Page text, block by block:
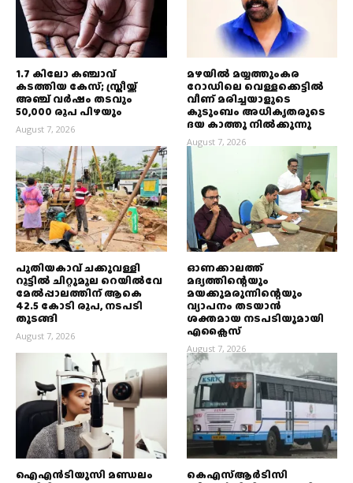
1.7 കിലോ കഞ്ചാവ്
കടത്തിയ കേസ്; സ്ത്രീയ്ക്ക്
അഞ്ച് വര്‍ഷം തടവും
50,000 രൂപ പിഴയും
August 7, 2026
മഴയില്‍ മയ്യത്തുംകര
റോഡിലെ വെള്ളക്കെട്ടില്‍
വീണ് മരിച്ചയാളുടെ
കുടുംബം അധികൃതരുടെ
ദയ കാത്തു നില്‍ക്കുന്നു
August 7, 2026
പുതിയകാവ് ചക്കുവള്ളി
റൂട്ടിൽ ചിറ്റുമൂല റെയിൽവേ
മേൽപ്പാലത്തിന് ആകെ
42.5 കോടി രൂപ, നടപടി
തുടങ്ങി
August 7, 2026
ഓണക്കാലത്ത്
മദ്യത്തിന്റെയും
മയക്കുമരുന്നിന്റെയും
വ്യാപനം തടയാൻ
ശക്തമായ നടപടിയുമായി
എക്സൈസ്
August 7, 2026
ഐഎൻടിയുസി മണ്ഡലം
കെഎസ്ആർടിസി